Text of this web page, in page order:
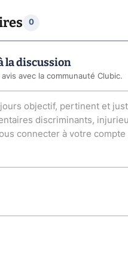
0
la discussion
avec la communauté Clubic.